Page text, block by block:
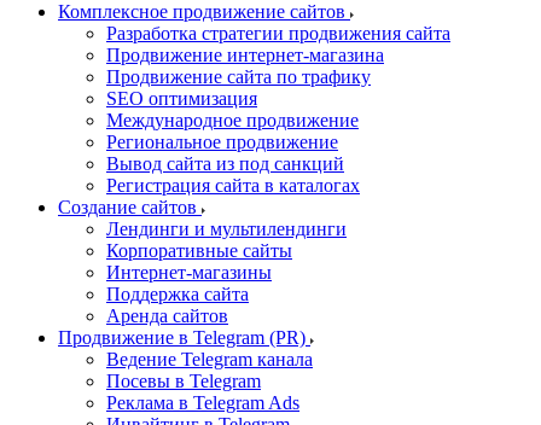
Комплексное продвижение сайтов
Разработка стратегии продвижения сайта
Продвижение интернет-магазина
Продвижение сайта по трафику
SEO оптимизация
Международное продвижение
Региональное продвижение
Вывод сайта из под санкций
Регистрация сайта в каталогах
Создание сайтов
Лендинги и мультилендинги
Корпоративные сайты
Интернет-магазины
Поддержка сайта
Аренда сайтов
Продвижение в Telegram (PR)
Ведение Telegram канала
Посевы в Telegram
Реклама в Telegram Ads